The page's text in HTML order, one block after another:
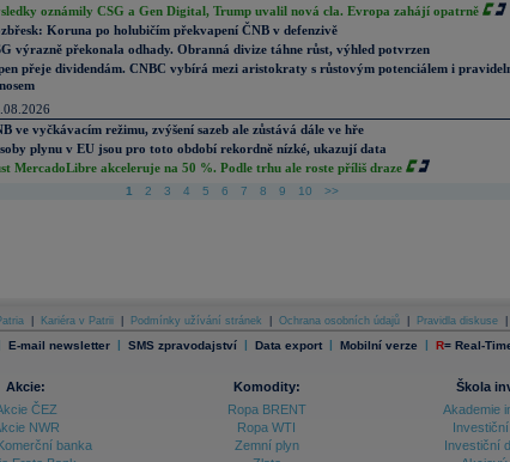
oznámily CSG a Gen Digital, Trump uvalil nová cla. Evropa zahájí opatrně
Koruna po holubičím překvapení ČNB v defenzivě
výrazně překonala odhady. Obranná divize táhne růst, výhled potvrzen
přeje dividendám. CNBC vybírá mezi aristokraty s růstovým potenciálem i
ve vyčkávacím režimu, zvýšení sazeb ale zůstává dále ve hře
plynu v EU jsou pro toto období rekordně nízké, ukazují data
MercadoLibre akceleruje na 50 %. Podle trhu ale roste příliš draze
1 2 3 4 5 6 7 8 9 10 >>
Kariéra v Patrii Podmínky užívání stránek Ochrana osobních údajů Pravidla diskuse
E-mail newsletter | SMS zpravodajství | Data export | Mobilní verze | R= Real-
Akcie:
ČEZ
NWR
banka
Komodity:
Ropa BRENT
Ropa WTI
Zemní plyn
Škola
Akademie
Investiční